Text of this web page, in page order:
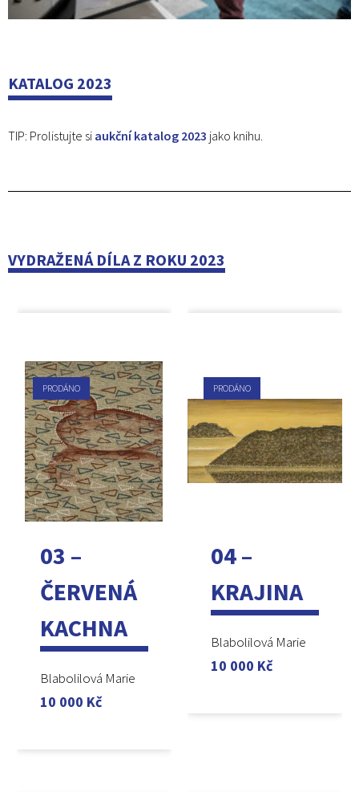
KATALOG 2023
TIP: Prolistujte si aukční katalog 2023 jako knihu.
VYDRAŽENÁ DÍLA Z ROKU 2023
PRODÁNO
03 –
ČERVENÁ
KACHNA
Blabolilová Marie
10 000 Kč
PRODÁNO
04 –
KRAJINA
Blabolilová Marie
10 000 Kč